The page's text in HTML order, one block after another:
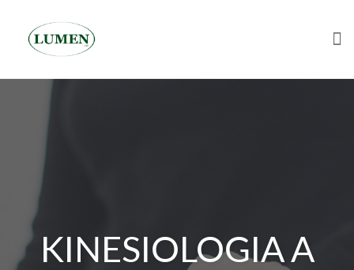
KINESIOLOGIA A